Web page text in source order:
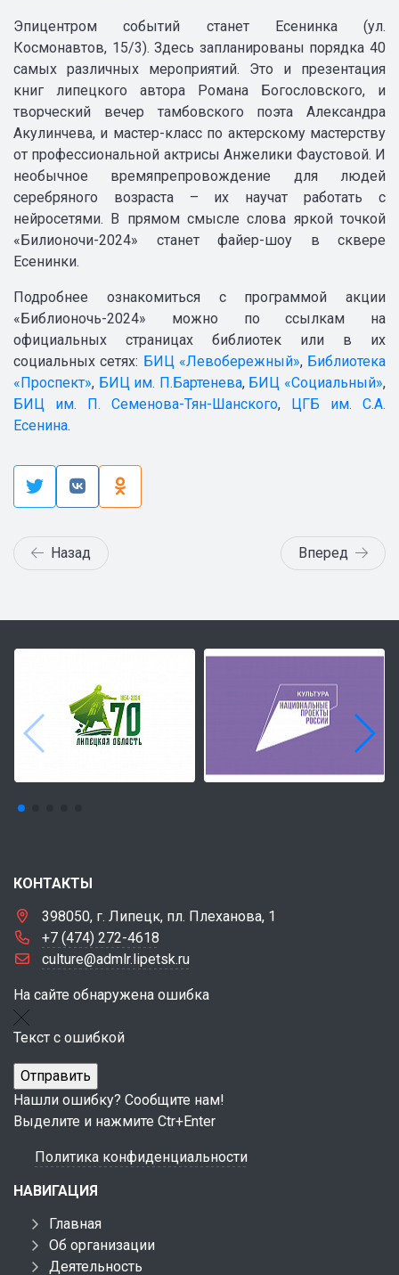
Эпицентром событий станет Есенинка (ул.
Космонавтов, 15/3). Здесь запланированы порядка 40
самых различных мероприятий. Это и презентация
книг липецкого автора Романа Богословского, и
творческий вечер тамбовского поэта Александра
Акулинчева, и мастер-класс по актерскому мастерству
от профессиональной актрисы Анжелики Фаустовой. И
необычное времяпрепровождение для людей
серебряного возраста – их научат работать с
нейросетями. В прямом смысле слова яркой точкой
«Билионочи-2024» станет файер-шоу в сквере
Есенинки.
Подробнее ознакомиться с программой акции
«Библионочь-2024» можно по ссылкам на
официальных страницах библиотек или в их
социальных сетях: БИЦ «Левобережный», Библиотека
«Проспект», БИЦ им. П.Бартенева, БИЦ «Социальный»,
БИЦ им. П. Семенова-Тян-Шанского, ЦГБ им. С.А.
Есенина.
Назад Вперед
КОНТАКТЫ
398050, г. Липецк, пл. Плеханова, 1
+7 (474) 272-4618
culture@admlr.lipetsk.ru
На сайте обнаружена ошибка
Текст с ошибкой
Нашли ошибку? Сообщите нам!
Выделите и нажмите Ctr+Enter
Политика конфиденциальности
НАВИГАЦИЯ
Главная
Об организации
Деятельность